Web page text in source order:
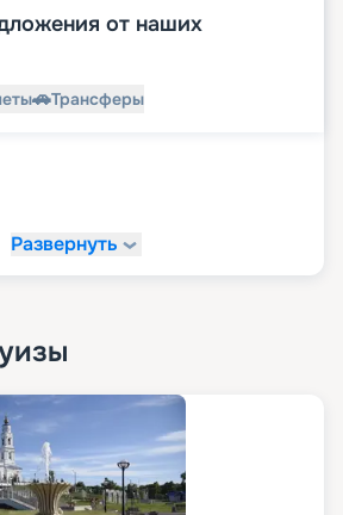
от наших
🚗Трансферы
Развернуть